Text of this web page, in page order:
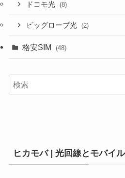
ドコモ光 (8)
ビッグローブ光 (2)
格安SIM (48)
ヒカモバ | 光回線とモバイ